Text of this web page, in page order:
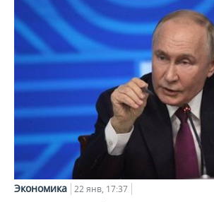
Экономика 22 янв, 17:37